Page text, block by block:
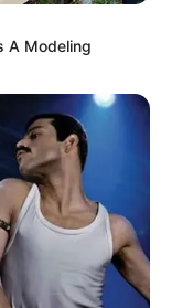
A Modeling